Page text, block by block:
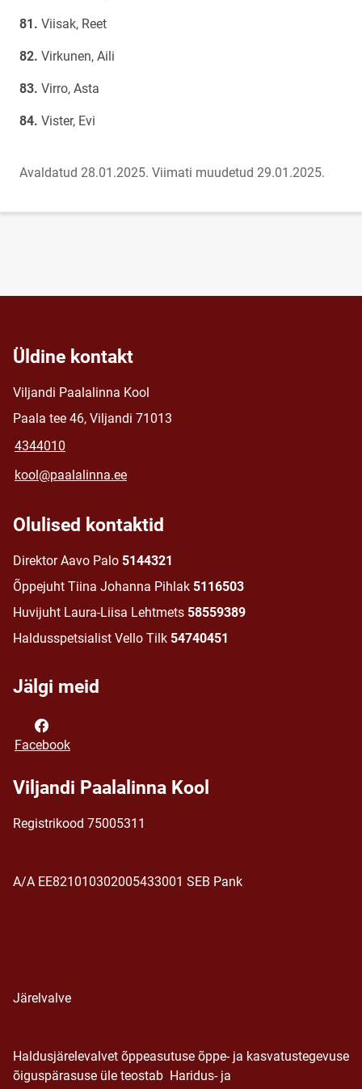
Viisak, Reet
Virkunen, Aili
Virro, Asta
Vister, Evi
Avaldatud 28.01.2025. Viimati muudetud 29.01.2025.
Üldine kontakt
Viljandi Paalalinna Kool
Paala tee 46, Viljandi 71013
4344010
kool@paalalinna.ee
Olulised kontaktid
Direktor Aavo Palo 5144321
Õppejuht Tiina Johanna Pihlak 5116503
Huvijuht Laura-Liisa Lehtmets 58559389
Haldusspetsialist Vello Tilk 54740451
Jälgi meid
Facebook
Viljandi Paalalinna Kool
Registrikood 75005311
A/A EE821010302005433001 SEB Pank
Järelvalve
Haldusjärelevalvet õppeasutuse õppe- ja kasvatustegevuse
õiguspärasuse üle teostab Haridus- ja